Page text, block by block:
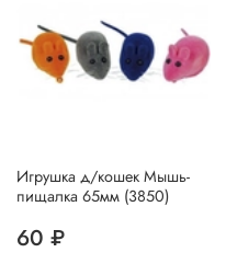
Игрушка д/кошек Мышь-
пищалка 65мм (3850)
60 ₽